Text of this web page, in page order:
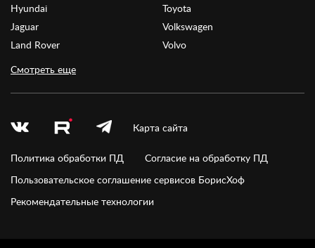
Hyundai
Jaguar
Land Rover
Toyota
Volkswagen
Volvo
Смотреть еще
Карта сайта
Политика обработки ПД
Согласие на обработку ПД
Пользовательское соглашение сервисов БорисХоф
Рекомендательные технологии